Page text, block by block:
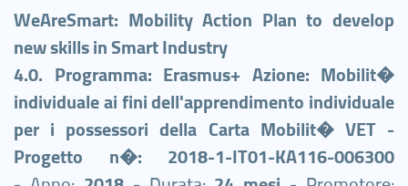
WeAreSmart: Mobility Action Plan to develop
new skills in Smart Industry
4.0. Programma: Erasmus+ Azione: Mobilit�
individuale ai fini dell'apprendimento individuale
per i possessori della Carta Mobilit� VET -
Progetto n�: 2018-1-IT01-KA116-006300